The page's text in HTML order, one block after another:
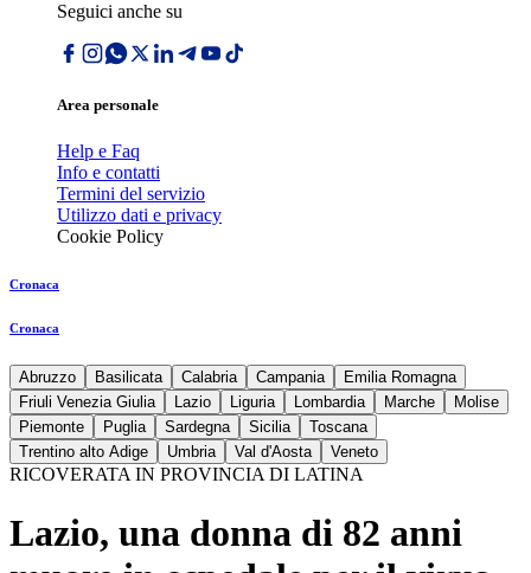
Seguici anche su
Area personale
Help e Faq
Info e contatti
Termini del servizio
Utilizzo dati e privacy
Cookie Policy
Cronaca
Cronaca
Abruzzo Basilicata Calabria Campania
Emilia Romagna
Friuli Venezia Giulia
Lazio Liguria Lombardia Marche
Molise
Piemonte
Puglia Sardegna Sicilia
Toscana
Trentino alto Adige
Umbria Val d'Aosta Veneto
RICOVERATA IN PROVINCIA DI LATINA
Lazio, una donna di 82 anni